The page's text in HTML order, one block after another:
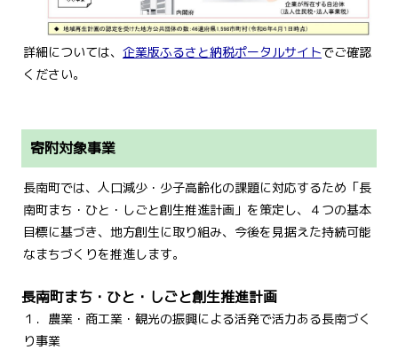
詳細については、 企業版ふるさと納税ポータルサイトでご確認
ください。
寄附対象事業
長南町では、人口減少・少子高齢化の課題に対応するため「長
南町まち・ひと・しごと創生推進計画」を策定し、４つの基本
目標に基づき、地方創生に取り組み、今後を見据えた持続可能
なまちづくりを推進します。
長南町まち・ひと・しごと創生推進計画
１．農業・商工業・観光の振興による活発で活力ある長南づく
り事業